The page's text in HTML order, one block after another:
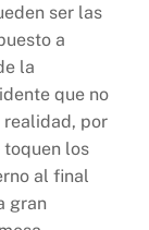
ser las
a
la
que no
realidad, por
toquen los
al final
gran